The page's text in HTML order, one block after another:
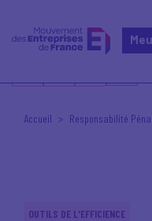
Accueil Responsabilité
OUTILS DE L'EFFICIENCE